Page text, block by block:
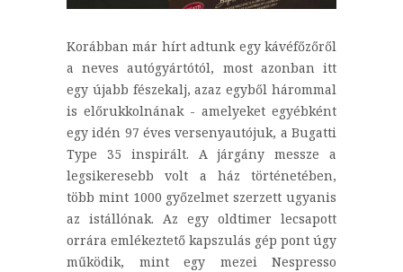
Korábban már hírt adtunk egy kávéfőzőről
a neves autógyártótól, most azonban itt
egy újabb fészekalj, azaz egyből hárommal
is előrukkolnának - amelyeket egyébként
egy idén 97 éves versenyautójuk, a Bugatti
Type 35 inspirált. A járgány messze a
legsikeresebb volt a ház történetében,
több mint 1000 győzelmet szerzett ugyanis
az istállónak. Az egy oldtimer lecsapott
orrára emlékeztető kapszulás gép pont úgy
működik, mint egy mezei Nespresso